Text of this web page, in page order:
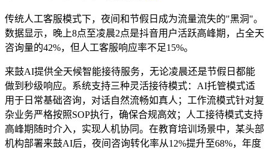
传统人工客服模式下，夜间和节假日成为流量流失的"黑洞"。
数据显示，晚上8点至凌晨2点是抖音用户活跃高峰期，占全天
咨询量的42%，但人工客服响应率不足15%。
来鼓AI提供全天候智能接待服务，无论凌晨还是节假日都能
做到秒级响应。系统支持三种灵活接待模式：AI托管模式适
用于日常基础咨询，对话自然流畅如真人；工作流模式针对复
杂业务严格按照SOP执行，确保合规高效；人工接待模式支持
高峰期随时介入，实现人机协同。在教育培训场景中，某头部
机构部署来鼓AI后，夜间咨询转化率从12%提升至68%，年度